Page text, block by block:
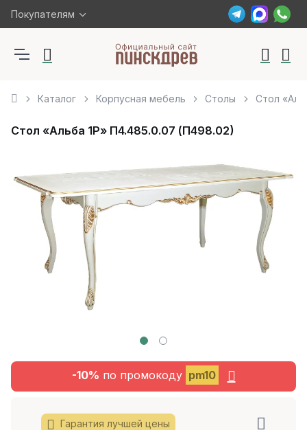
Покупателям
Каталог Корпусная мебель Столы Стол
Стол «Альба 1Р» П4.485.0.07 (П498.02)
-10% по промокоду pm10
Гарантия лучшей цены